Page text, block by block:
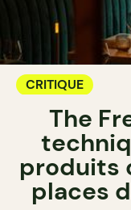
CRITIQUE
The
produits
places